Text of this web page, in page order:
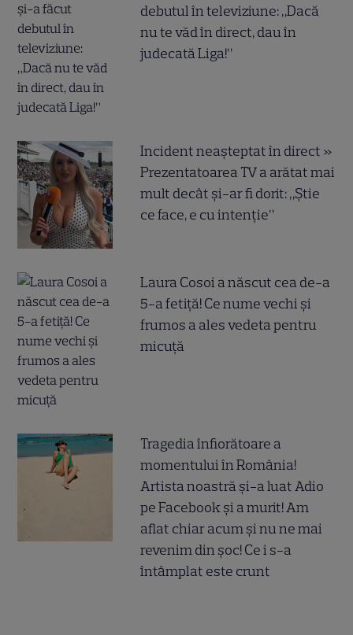
debutul în televiziune: „Dacă
nu te văd în direct, dau în
judecată Liga!”
Incident neașteptat în direct »
Prezentatoarea TV a arătat mai
mult decât și-ar fi dorit: „Știe
ce face, e cu intenție”
Laura Cosoi a născut cea de-a
5-a fetiță! Ce nume vechi și
frumos a ales vedeta pentru
micuță
Tragedia înfiorătoare a
momentului în România!
Artista noastră și-a luat Adio
pe Facebook și a murit! Am
aflat chiar acum și nu ne mai
revenim din șoc! Ce i s-a
întâmplat este crunt